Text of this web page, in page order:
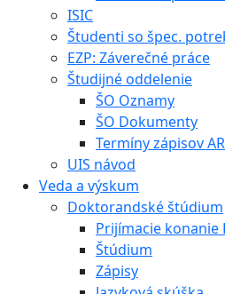
ISIC
Študenti so špec.
EZP: Záverečné práce
Študijné oddelenie
ŠO Oznamy
ŠO Dokumenty
Termíny zápisov
UIS návod
Veda a výskum
Doktorandské štúdium
Prijímacie konanie
Štúdium
Zápisy